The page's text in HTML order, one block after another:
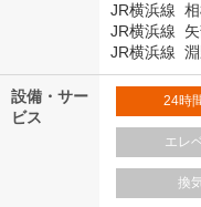
JR横浜線
JR横浜線
JR横浜線
設備・サー
ビス
24時
エレ
換